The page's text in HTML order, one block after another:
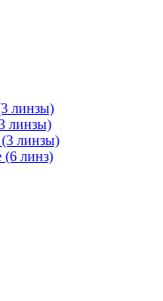
линзы)
линзы)
линзы)
линз)